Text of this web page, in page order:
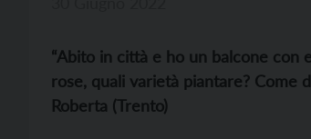
“Abito in città e ho un balcone con
rose, quali varietà piantare? Come
Roberta (Trento)